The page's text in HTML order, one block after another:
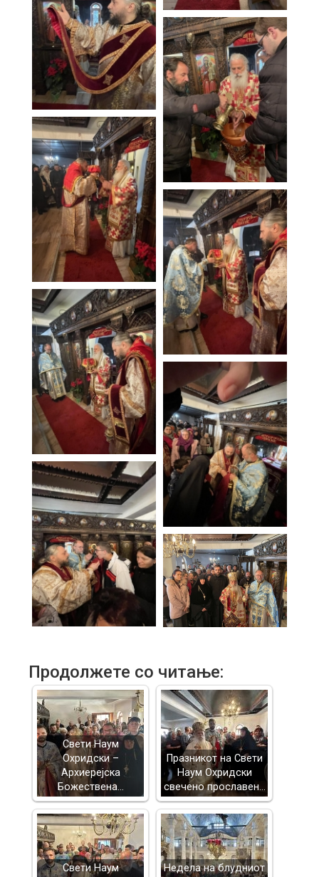
Продолжете со читање:
Свети Наум
Охридски –
Архиерејска
Божествена…
Празникот на Свети
Наум Охридски
свечено прославен…
Свети Наум
Недела на блудниот